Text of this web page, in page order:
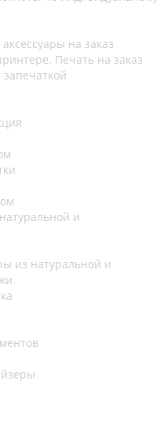
на заказ
Печать на заказ
и
из натуральной и